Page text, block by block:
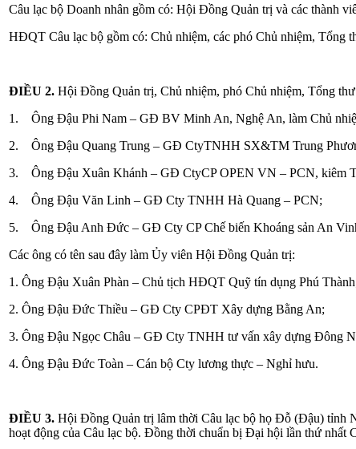
Câu lạc bộ Doanh nhân gồm có: Hội Đồng Quản trị và các thành
HĐQT Câu lạc bộ gồm có: Chủ nhiệm, các phó Chủ nhiệm,
ĐIỀU 2. Hội Đồng Quản trị, Chủ nhiệm, phó Chủ nhiệm, Tổng
1. Ông Đậu Phi Nam – GĐ BV Minh An, Nghệ An, làm Chủ
2. Ông Đậu Quang Trung – GĐ CtyTNHH SX&TM Trung
3. Ông Đậu Xuân Khánh – GĐ CtyCP OPEN VN – PCN, kiêm
4. Ông Đậu Văn Linh – GĐ Cty TNHH Hà Quang – PCN;
5. Ông Đậu Anh Đức – GĐ Cty CP Chế biến Khoáng sản An
Các ông có tên sau đây làm Ủy viên Hội Đồng Quản trị:
1. Ông Đậu Xuân Phàn – Chủ tịch HĐQT Quỹ tín dụng Phú
2. Ông Đậu Đức Thiều – GĐ Cty CPĐT Xây dựng Bằng An;
3. Ông Đậu Ngọc Châu – GĐ Cty TNHH tư vấn xây dựng Đông
4. Ông Đậu Đức Toàn – Cán bộ Cty lương thực – Nghỉ hưu.
ĐIỀU 3. Hội Đồng Quản trị lâm thời Câu lạc bộ họ Đỗ (Đậu) tỉnh
hoạt động của Câu lạc bộ. Đồng thời chuẩn bị Đại hội lần thứ